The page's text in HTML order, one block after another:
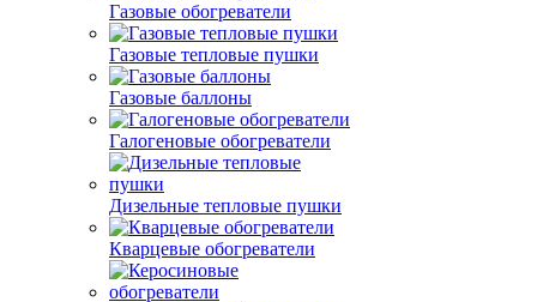
Газовые обогреватели
Газовые тепловые пушки
Газовые баллоны
Галогеновые обогреватели
Дизельные тепловые пушки
Кварцевые обогреватели